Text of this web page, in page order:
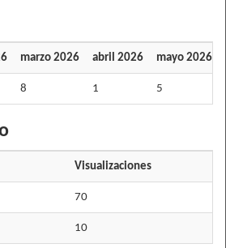
marzo 2026 abril 2026 mayo 2026
8 1 5
Visualizaciones
70
10